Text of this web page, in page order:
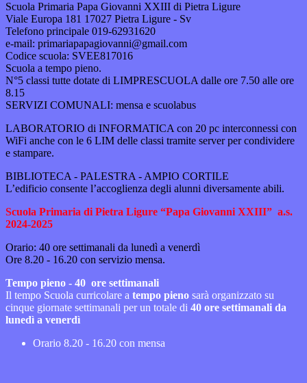
Scuola Primaria Papa Giovanni XXIII di Pietra Ligure
Viale Europa 181 17027 Pietra Ligure - Sv
Telefono principale 019-62931620
e-mail: primariapapagiovanni@gmail.com
Codice scuola: SVEE817016
Scuola a tempo pieno.
N°5 classi tutte dotate di LIMPRESCUOLA dalle ore 7.50 alle ore
8.15
SERVIZI COMUNALI: mensa e scuolabus
LABORATORIO di INFORMATICA con 20 pc interconnessi con
WiFi anche con le 6 LIM delle classi tramite server per condividere
e stampare.
BIBLIOTECA - PALESTRA - AMPIO CORTILE
L’edificio consente l’accoglienza degli alunni diversamente abili.
Scuola Primaria di Pietra Ligure “Papa Giovanni XXIII” a.s.
2024-2025
Orario: 40 ore settimanali da lunedì a venerdì
Ore 8.20 - 16.20 con servizio mensa.
Tempo pieno - 40 ore settimanali
Il tempo Scuola curricolare a tempo pieno sarà organizzato su
cinque giornate settimanali per un totale di 40 ore settimanali da
lunedì a venerdì
Orario 8.20 - 16.20 con mensa